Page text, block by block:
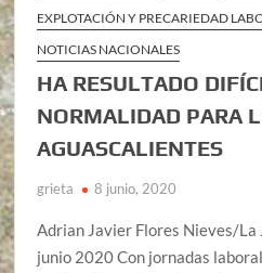
EXPLOTACIÓN Y PRECARIEDAD
NOTICIAS NACIONALES
HA RESULTADO
NORMALIDAD PARA
AGUASCALIENTES
grieta 8 junio, 2020
Adrian Javier Flores Nieves/La
junio 2020 Con jornadas